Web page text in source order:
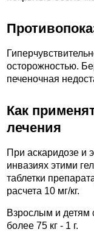
осторожностью.
печеночная
Как
лечения
При аскаридозе и
инвазиях этими
таблетки
расчета 10 мг/кг.
Взрослым и детям
более 75 кг - 1 г.